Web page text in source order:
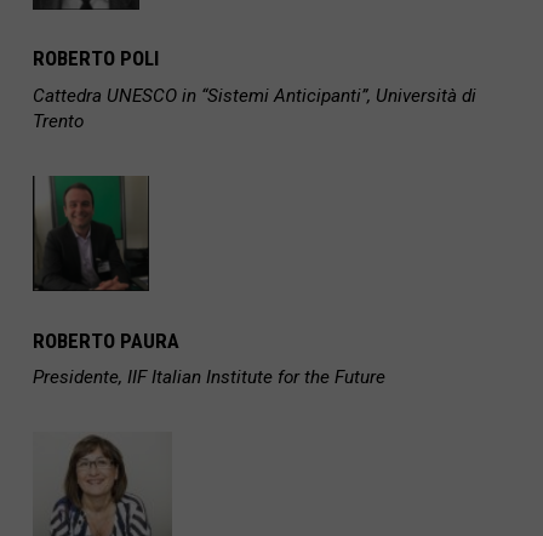
ROBERTO POLI
Cattedra UNESCO in “Sistemi Anticipanti”, Università di
Trento
ROBERTO PAURA
Presidente, IIF Italian Institute for the Future